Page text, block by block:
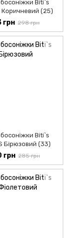
Biti`s
Коричневий (25)
грн 298 грн
Biti`s
Бірюзовий (33)
грн 285 грн